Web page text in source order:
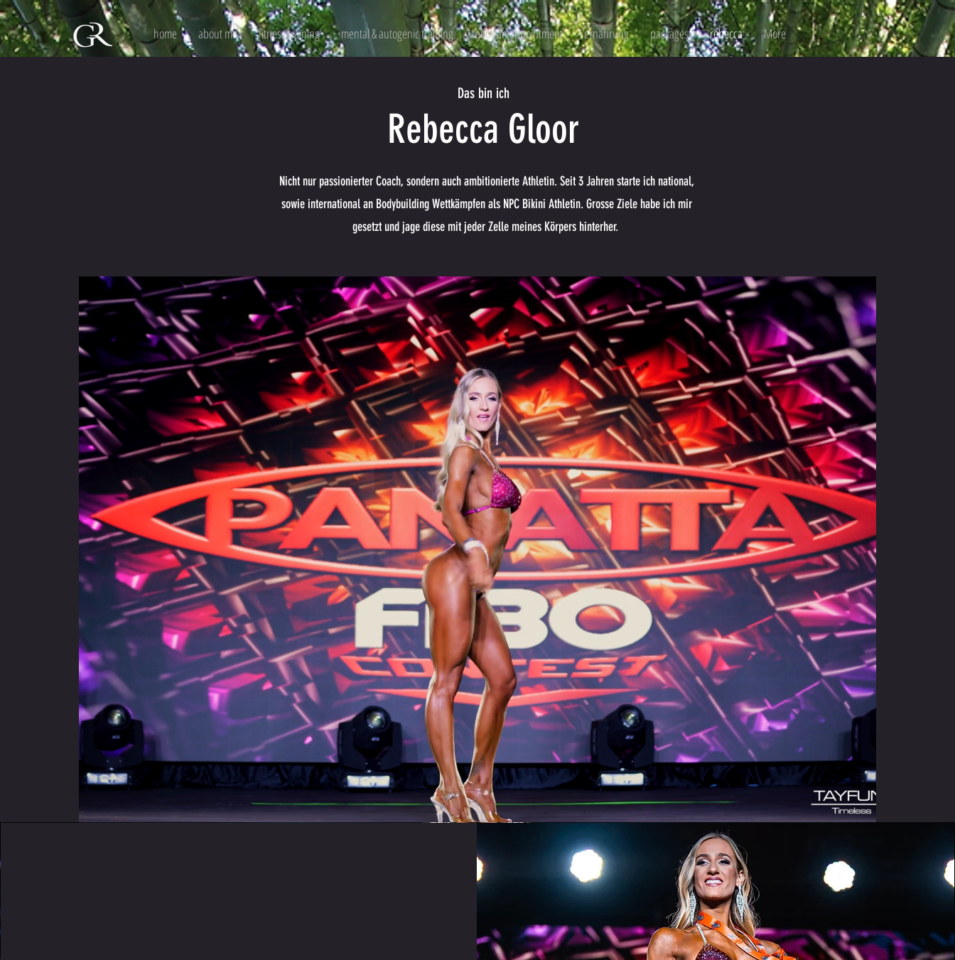
home about me fitness training mental & autogenic training book an appointment ernährung packages rebecca More
Das bin ich
Rebecca Gloor
Nicht nur passionierter Coach, sondern auch ambitionierte Athletin. Seit 3 Jahren starte ich national,
sowie international an Bodybuilding Wettkämpfen als NPC Bikini Athletin. Grosse Ziele habe ich mir
gesetzt und jage diese mit jeder Zelle meines Körpers hinterher.